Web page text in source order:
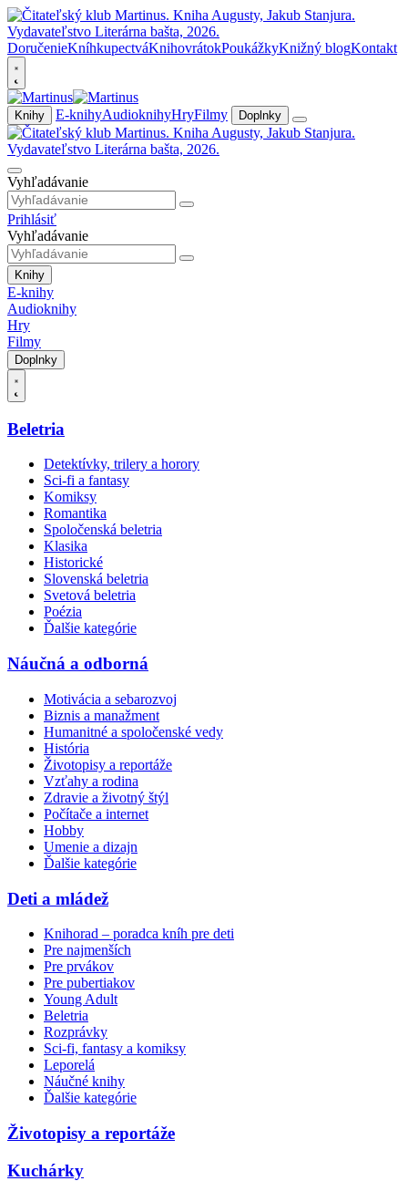
DoručenieKníhkupectváKnihovrátokPoukážkyKnižný blogKontakt
Knihy E-knihyAudioknihyHryFilmy Doplnky
Vyhľadávanie
Prihlásiť
Vyhľadávanie
Knihy
E-knihy
Audioknihy
Hry
Filmy
Doplnky
Beletria
Detektívky, trilery a horory
Sci-fi a fantasy
Komiksy
Romantika
Spoločenská beletria
Klasika
Historické
Slovenská beletria
Svetová beletria
Poézia
Ďalšie kategórie
Náučná a odborná
Motivácia a sebarozvoj
Biznis a manažment
Humanitné a spoločenské vedy
História
Životopisy a reportáže
Vzťahy a rodina
Zdravie a životný štýl
Počítače a internet
Hobby
Umenie a dizajn
Ďalšie kategórie
Deti a mládež
Knihorad – poradca kníh pre deti
Pre najmenších
Pre prvákov
Pre pubertiakov
Young Adult
Beletria
Rozprávky
Sci-fi, fantasy a komiksy
Leporelá
Náučné knihy
Ďalšie kategórie
Životopisy a reportáže
Kuchárky